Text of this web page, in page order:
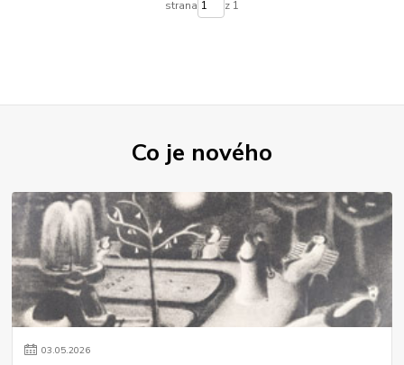
strana z 1
Co je nového
03.05.2026